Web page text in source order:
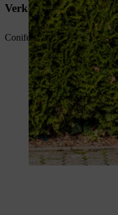
Verkeerd trimmen of
Coniferen zoals Thuja, die te